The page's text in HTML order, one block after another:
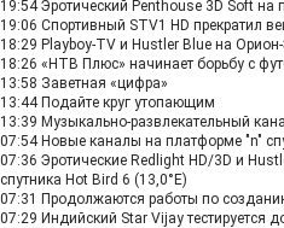
19:54 Эротический Penthouse 3D Soft на
19:06 Спортивный STV1 HD прекратил
18:29 Playboy-TV и Hustler Blue на
18:26 «НТВ Плюс» начинает борьбу с
13:58 Заветная «цифра»
13:44 Подайте круг утопающим
13:39 Музыкально-развлекательный
07:54 Новые каналы на платформе "n"
07:36 Эротические Redlight HD/3D и
спутника Hot Bird 6 (13,0°E)
07:31 Продолжаются работы по
07:29 Индийский Star Vijay тестируется